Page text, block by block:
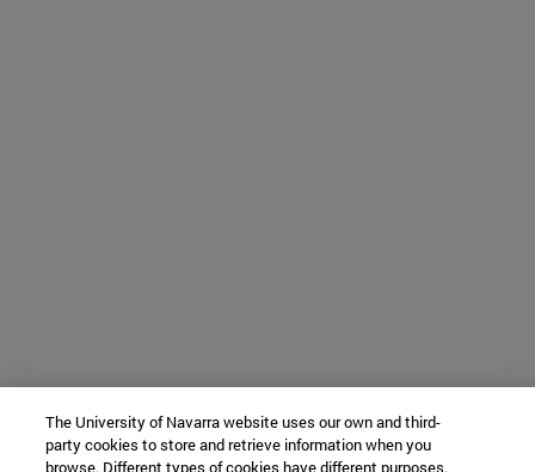
The University of Navarra website uses our own and third-
party cookies to store and retrieve information when you
browse. Different types of cookies have different purposes.